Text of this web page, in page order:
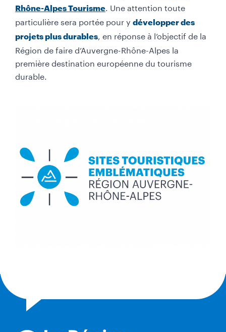
Rhône-Alpes Tourisme . Une attention toute
particulière sera portée pour y développer des
projets plus durables , en réponse à l’objectif de la
Région de faire d’Auvergne-Rhône-Alpes la
première destination européenne du tourisme
durable.